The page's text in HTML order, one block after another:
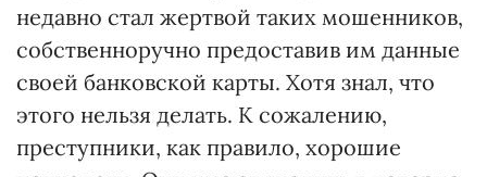
недавно стал жертвой таких мошенников,
собственноручно предоставив им данные
своей банковской карты. Хотя знал, что
этого нельзя делать. К сожалению,
преступники, как правило, хорошие